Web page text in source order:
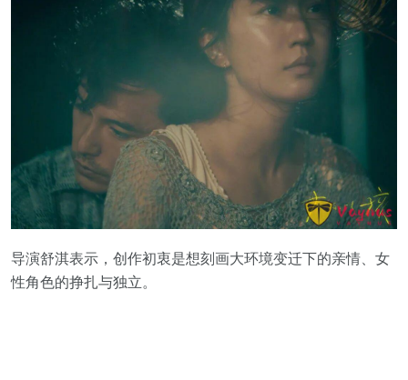
导演舒淇表示，创作初衷是想刻画大环境变迁下的亲情、女
性角色的挣扎与独立。